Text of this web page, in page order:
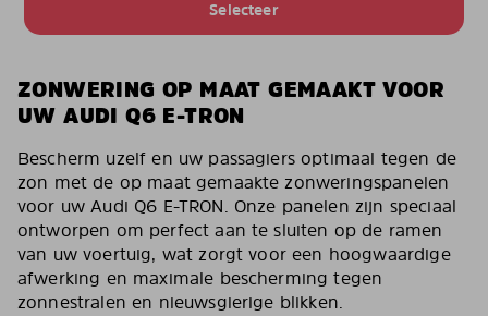
Selecteer
ZONWERING OP MAAT GEMAAKT VOOR
UW AUDI Q6 E-TRON
Bescherm uzelf en uw passagiers optimaal tegen de
zon met de op maat gemaakte zonweringspanelen
voor uw Audi Q6 E-TRON. Onze panelen zijn speciaal
ontworpen om perfect aan te sluiten op de ramen
van uw voertuig, wat zorgt voor een hoogwaardige
afwerking en maximale bescherming tegen
zonnestralen en nieuwsgierige blikken.